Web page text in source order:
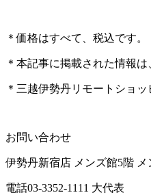
＊価格はすべて、税込です。
＊本記事に掲載された情報
＊三越伊勢丹リモートショッ
お問い合わせ
伊勢丹新宿店 メンズ館5階
電話03-3352-1111 大代表